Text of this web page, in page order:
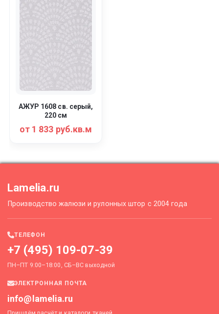
АЖУР 1608 св. серый,
220 см
от 1 833 руб.кв.м
Lamelia.ru
Производство жалюзи и рулонных штор с 2004 года
ТЕЛЕФОН
+7 (495) 109-07-39
ПН–ПТ 9:00–18:00, СБ–ВС выходной
ЭЛЕКТРОННАЯ ПОЧТА
info@lamelia.ru